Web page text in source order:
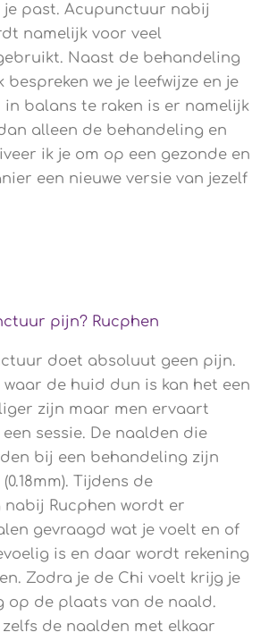
past. Acupunctuur nabij
namelijk voor veel
Naast de behandeling
we je leefwijze en je
in balans te raken is er namelijk
alleen de behandeling en
ik je om op een gezonde en
een nieuwe versie van jezelf
pijn? Rucphen
doet absoluut geen pijn.
de huid dun is kan het een
zijn maar men ervaart
sessie. De naalden die
bij een behandeling zijn
Tijdens de
Rucphen wordt er
gevraagd wat je voelt en of
is en daar wordt rekening
Zodra je de Chi voelt krijg je
op de plaats van de naald.
zelfs de naalden met elkaar